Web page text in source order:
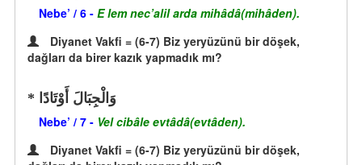
Nebe’ / 6 - E lem nec’alil arda mihâdâ(mihâden).
Diyanet Vakfi = (6-7) Biz yeryüzünü bir döşek,
dağları da birer kazık yapmadık mı?
وَالْجِبَالَ أَوْتَادًا
Nebe’ / 7 - Vel cibâle evtâdâ(evtâden).
Diyanet Vakfi = (6-7) Biz yeryüzünü bir döşek,